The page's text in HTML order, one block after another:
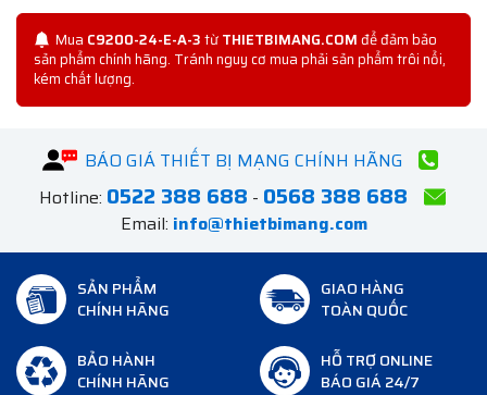
Mua C9200-24-E-A-3từTHIETBIMANG.COMđể đảm bảo
sản phẩm chính hãng. Tránh nguy cơ mua phải sản phẩm trôi nổi,
kém chất lượng.
BÁO GIÁ THIẾT BỊ MẠNG CHÍNH HÃNG
Hotline: 0522 388 688 - 0568 388 688
Email: info@thietbimang.com
SẢN PHẨM
CHÍNH HÃNG
GIAO HÀNG
TOÀN QUỐC
BẢO HÀNH
CHÍNH HÃNG
HỖ TRỢ ONLINE
BÁO GIÁ 24/7